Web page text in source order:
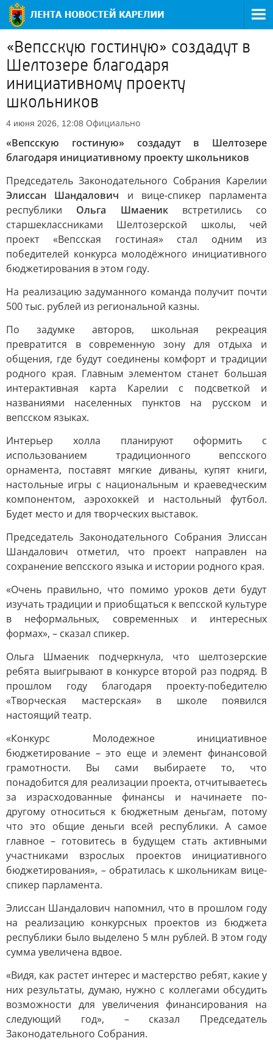
«Вепсскую гостиную» создадут в
Шелтозере благодаря
инициативному проекту
школьников
4 июня 2026, 12:08 Официально
«Вепсскую гостиную» создадут в Шелтозере
благодаря инициативному проекту школьников
Председатель Законодательного Собрания Карелии
Элиссан Шандалович и вице-спикер парламента
республики Ольга Шмаениквстретились со
старшеклассниками Шелтозерской школы, чей
проект «Вепсская гостиная» стал одним из
победителей конкурса молодёжного инициативного
бюджетирования в этом году.
На реализацию задуманного команда получит почти
500 тыс. рублей из региональной казны.
По задумке авторов, школьная рекреация
превратится в современную зону для отдыха и
общения, где будут соединены комфорт и традиции
родного края. Главным элементом станет большая
интерактивная карта Карелии с подсветкой и
названиями населенных пунктов на русском и
вепсском языках.
Интерьер холла планируют оформить с
использованием традиционного вепсского
орнамента, поставят мягкие диваны, купят книги,
настольные игры с национальным и краеведческим
компонентом, аэрохоккей и настольный футбол.
Будет место и для творческих выставок.
Председатель Законодательного Собрания Элиссан
Шандалович отметил, что проект направлен на
сохранение вепсского языка и истории родного края.
«Очень правильно, что помимо уроков дети будут
изучать традиции и приобщаться к вепсской культуре
в неформальных, современных и интересных
формах», – сказал спикер.
Ольга Шмаеник подчеркнула, что шелтозерские
ребята выигрывают в конкурсе второй раз подряд. В
прошлом году благодаря проекту-победителю
«Творческая мастерская» в школе появился
настоящий театр.
«Конкурс Молодежное инициативное
бюджетирование – это еще и элемент финансовой
грамотности. Вы сами выбираете то, что
понадобится для реализации проекта, отчитываетесь
за израсходованные финансы и начинаете по-
другому относиться к бюджетным деньгам, потому
что это общие деньги всей республики. А самое
главное – готовитесь в будущем стать активными
участниками взрослых проектов инициативного
бюджетирования», – обратилась к школьникам вице-
спикер парламента.
Элиссан Шандалович напомнил, что в прошлом году
на реализацию конкурсных проектов из бюджета
республики было выделено 5 млн рублей. В этом году
сумма увеличена вдвое.
«Видя, как растет интерес и мастерство ребят, какие у
них результаты, думаю, нужно с коллегами обсудить
возможности для увеличения финансирования на
следующий год», – сказал Председатель
Законодательного Собрания.